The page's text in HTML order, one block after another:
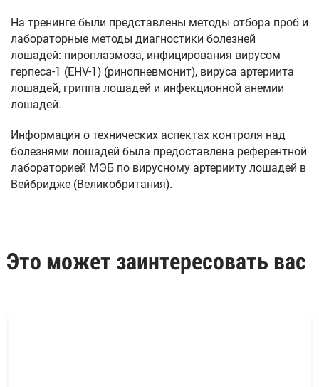
На тренинге были представлены методы отбора проб и
лабораторные методы диагностики болезней
лошадей: пироплазмоза, инфицирования вирусом
герпеса-1 (EHV-1) (ринопневмонит), вируса артериита
лошадей, гриппа лошадей и инфекционной анемии
лошадей.
Информация о технических аспектах контроля над
болезнями лошадей была предоставлена референтной
лабораторией МЭБ по вирусному артерииту лошадей в
Вейбридже (Великобритания).
Это может заинтересовать вас